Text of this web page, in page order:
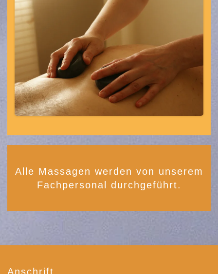
Alle Massagen werden von unserem
Fachpersonal durchgeführt.
Anschrift